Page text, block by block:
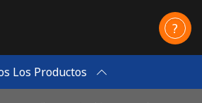
Los Productos